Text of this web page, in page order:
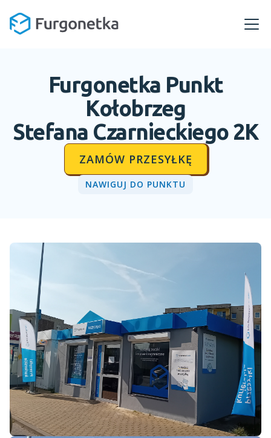
Furgonetka Punkt
Kołobrzeg
Stefana Czarnieckiego 2K
ZAMÓW PRZESYŁKĘ
NAWIGUJ DO PUNKTU